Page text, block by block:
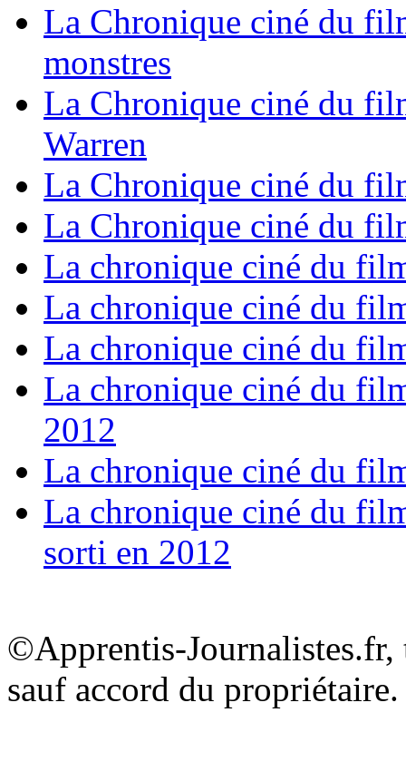
La Chronique ciné du
monstres
La Chronique ciné du
Warren
La Chronique ciné du
La Chronique ciné du
La chronique ciné du
La chronique ciné du
La chronique ciné du
La chronique ciné du
2012
La chronique ciné du
La chronique ciné du
sorti en 2012
©Apprentis-
sauf accord du propriétaire.